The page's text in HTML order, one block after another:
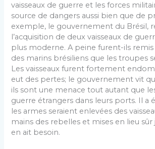
vaisseaux de guerre et les forces
source de dangers aussi bien que de
exemple, le gouvernement du Brésil,
l’acquisition de deux vaisseaux de
plus moderne. A peine furent-ils
des marins brésiliens que les troupes
Les vaisseaux furent fortement
eut des pertes; le gouvernement vit
ils sont une menace tout autant que
guerre étrangers dans leurs ports. Il a
les armes seraient enlevées des
mains des rebelles et mises en lieu sûr
en ait besoin.